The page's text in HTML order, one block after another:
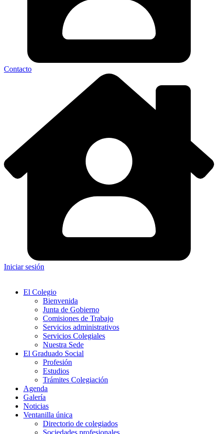
Contacto
Iniciar sesión
El Colegio
Bienvenida
Junta de Gobierno
Comisiones de Trabajo
Servicios administrativos
Servicios Colegiales
Nuestra Sede
El Graduado Social
Profesión
Estudios
Trámites Colegiación
Agenda
Galería
Noticias
Ventanilla única
Directorio de colegiados
Sociedades profesionales